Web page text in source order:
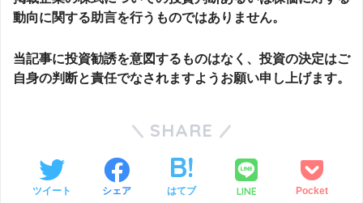
動向に関する助言を行うものではありません。
当記事に投資勧誘を意図するものはなく、投資の決定はご
自身の判断と責任でなされますようお願い申し上げます。
SHARE
ツイート シェア はてブ LINE Pocket